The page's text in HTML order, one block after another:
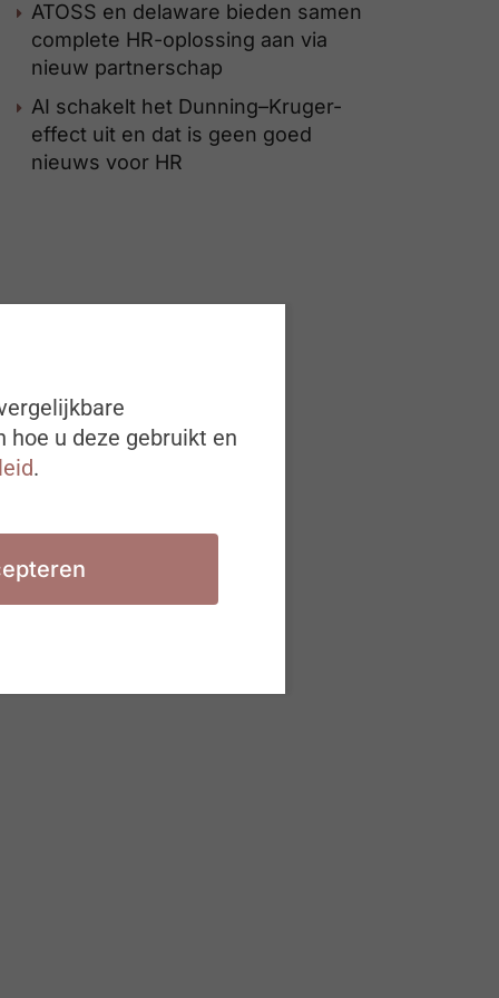
ATOSS en delaware bieden samen
complete HR-oplossing aan via
nieuw partnerschap
AI schakelt het Dunning–Kruger-
effect uit en dat is geen goed
nieuws voor HR
u deze gebruikt en
.